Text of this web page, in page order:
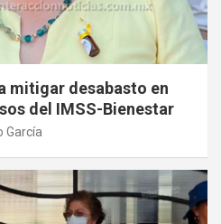
mitigar desabasto en
del IMSS-Bienestar
García